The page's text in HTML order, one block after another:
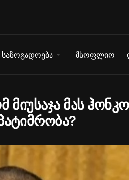
საზოგადოება მსოფლიო
მას